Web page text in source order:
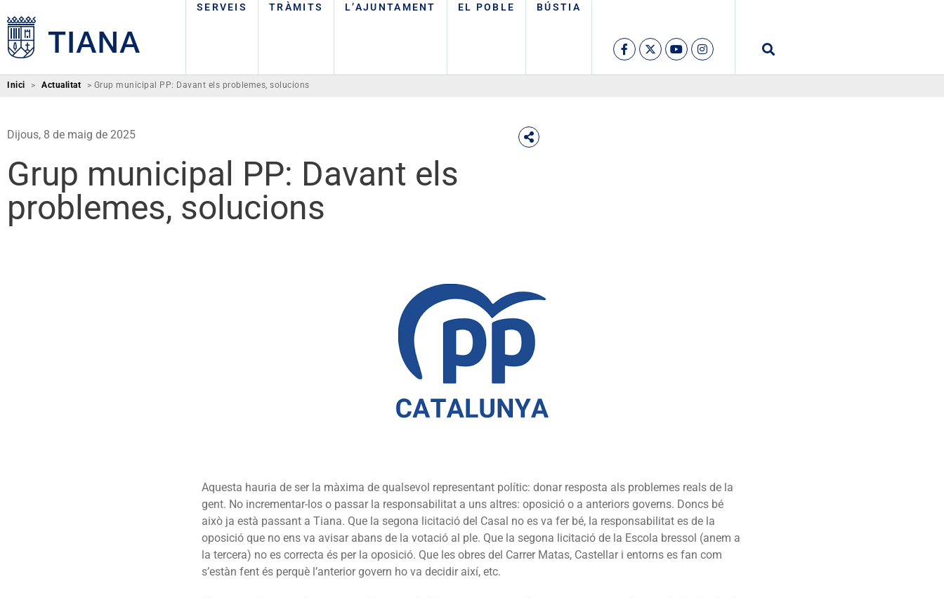
SERVEIS TRÀMITS L’AJUNTAMENT EL POBLE BÚSTIA
Inici > Actualitat > Grup municipal PP: Davant els problemes, solucions
Dijous, 8 de maig de 2025
Grup municipal PP: Davant els
problemes, solucions
Aquesta hauria de ser la màxima de qualsevol representant polític: donar resposta als problemes reals de la
gent. No incrementar-los o passar la responsabilitat a uns altres: oposició o a anteriors governs. Doncs bé
això ja està passant a Tiana. Que la segona licitació del Casal no es va fer bé, la responsabilitat es de la
oposició que no ens va avisar abans de la votació al ple. Que la segona licitació de la Escola bressol (anem a
la tercera) no es correcta és per la oposició. Que les obres del Carrer Matas, Castellar i entorns es fan com
s’estàn fent és perquè l’anterior govern ho va decidir així, etc.